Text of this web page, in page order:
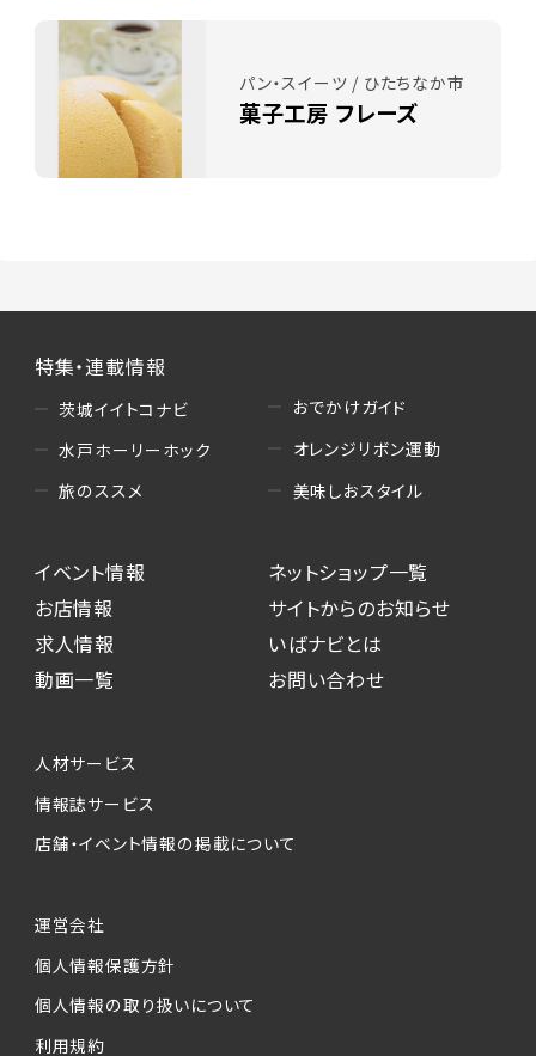
パン・スイーツ / ひたちなか市
菓子工房 フレーズ
特集・連載情報
茨城イイトコナビ
水戸ホーリーホック
旅のススメ
おでかけガイド
オレンジリボン運動
美味しおスタイル
イベント情報
お店情報
求人情報
動画一覧
ネットショップ一覧
サイトからのお知らせ
いばナビとは
お問い合わせ
人材サービス
情報誌サービス
店舗・イベント情報の掲載について
運営会社
個人情報保護方針
個人情報の取り扱いについて
利用規約